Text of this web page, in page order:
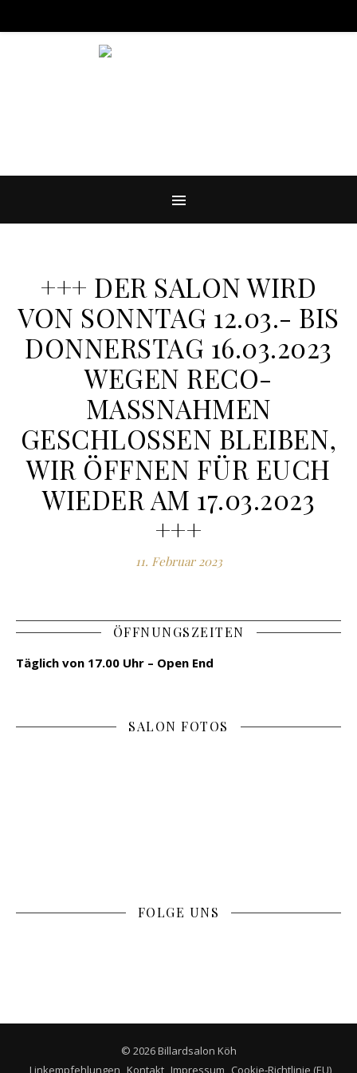
+++ DER SALON WIRD
VON SONNTAG 12.03.- BIS
DONNERSTAG 16.03.2023
WEGEN RECO-
MASSNAHMEN G
ESCHLOSSEN BLEIBEN, W
IR ÖFFNEN FÜR EUCH W
IEDER AM 17.03.2023 +
++
11. Februar 2023
ÖFFNUNGSZEITEN
Täglich von 17.00 Uhr – Open End
SALON FOTOS
FOLGE UNS
© 2026 Billardsalon Köh
Linkempfehlungen Kontakt Impressum Cookie-Richtlinie (EU)